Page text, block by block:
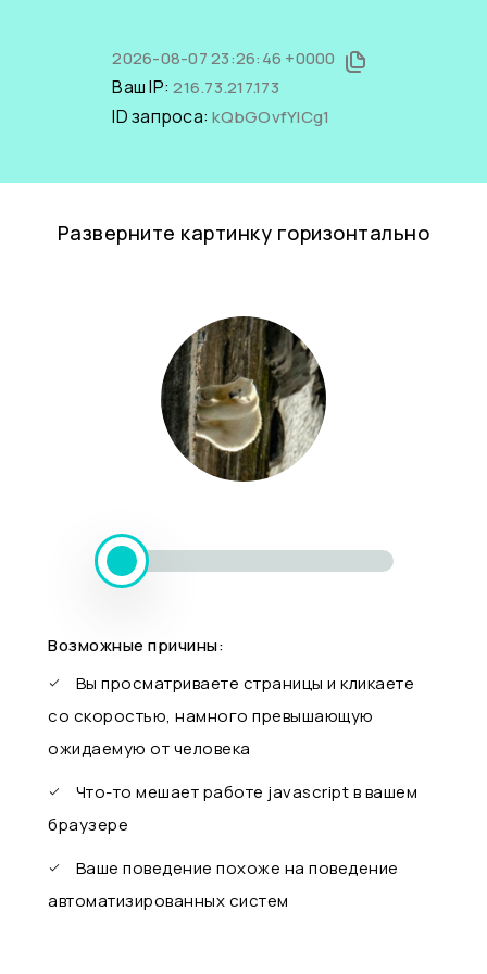
2026-08-07 23:26:46 +0000
Ваш IP:216.73.217.173
ID запроса:kQbGOvfYICg1
Разверните картинку горизонтально
Возможные причины:
Вы просматриваете страницы и кликаете
со скоростью, намного превышающую
ожидаемую от человека
Что-то мешает работе javascript в вашем
браузере
Ваше поведение похоже на поведение
автоматизированных систем